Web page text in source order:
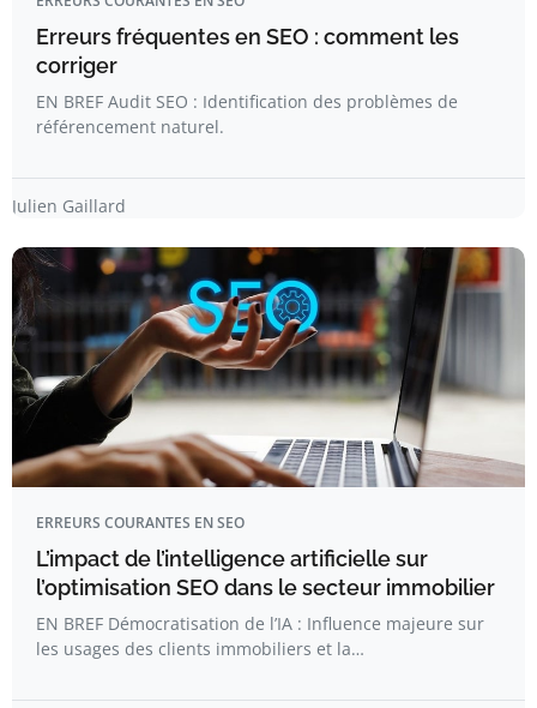
Erreurs fréquentes en SEO : comment les
corriger
EN BREF Audit SEO : Identification des problèmes de
référencement naturel.
Julien Gaillard
ERREURS COURANTES EN SEO
L’impact de l’intelligence artificielle sur
l’optimisation SEO dans le secteur immobilier
EN BREF Démocratisation de l’IA : Influence majeure sur
les usages des clients immobiliers et la…